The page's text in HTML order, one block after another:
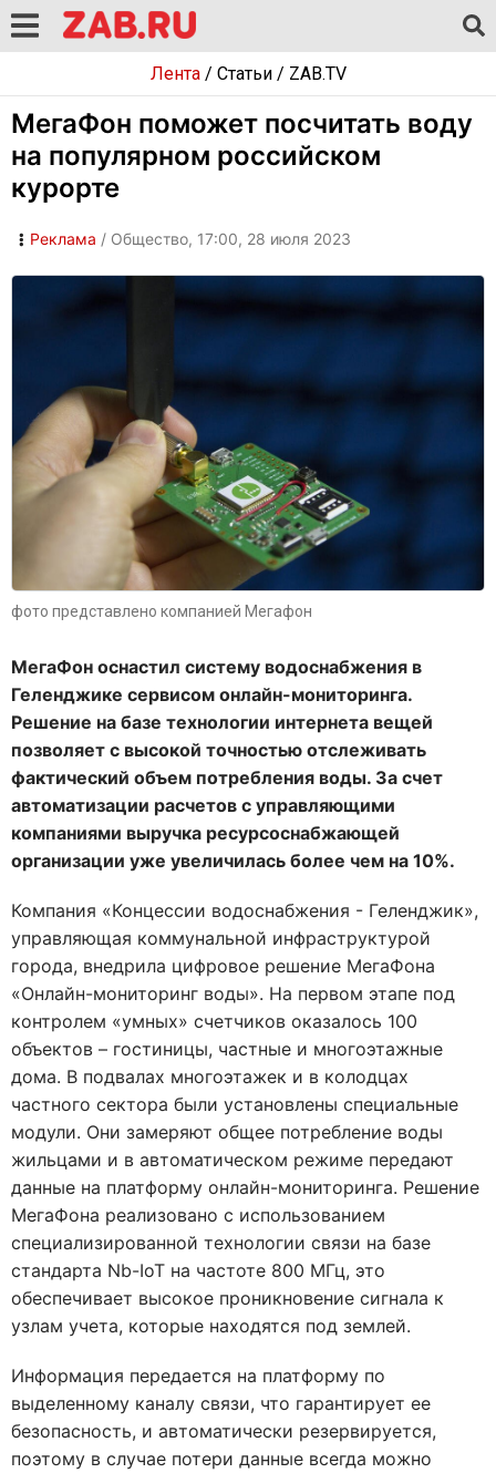
Лента/ Статьи/ ZAB.TV
МегаФон поможет посчитать воду
на популярном российском
курорте
Реклама / Общество, 17:00, 28 июля 2023
фото представлено компанией Мегафон
МегаФон оснастил систему водоснабжения в
Геленджике сервисом онлайн-мониторинга.
Решение на базе технологии интернета вещей
позволяет с высокой точностью отслеживать
фактический объем потребления воды. За счет
автоматизации расчетов с управляющими
компаниями выручка ресурсоснабжающей
организации уже увеличилась более чем на 10%.
Компания «Концессии водоснабжения - Геленджик»,
управляющая коммунальной инфраструктурой
города, внедрила цифровое решение МегаФона
«Онлайн-мониторинг воды». На первом этапе под
контролем «умных» счетчиков оказалось 100
объектов – гостиницы, частные и многоэтажные
дома. В подвалах многоэтажек и в колодцах
частного сектора были установлены специальные
модули. Они замеряют общее потребление воды
жильцами и в автоматическом режиме передают
данные на платформу онлайн-мониторинга. Решение
МегаФона реализовано c использованием
специализированной технологии связи на базе
стандарта Nb-IoT на частоте 800 МГц, это
обеспечивает высокое проникновение сигнала к
узлам учета, которые находятся под землей.
Информация передается на платформу по
выделенному каналу связи, что гарантирует ее
безопасность, и автоматически резервируется,
поэтому в случае потери данные всегда можно